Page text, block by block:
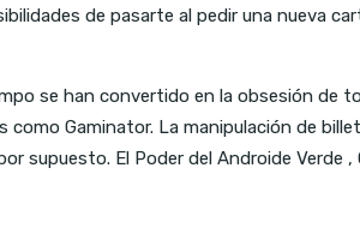
de pasarte al pedir una nueva
se han convertido en la obsesión de
Gaminator. La manipulación de
supuesto. El Poder del Androide Verde